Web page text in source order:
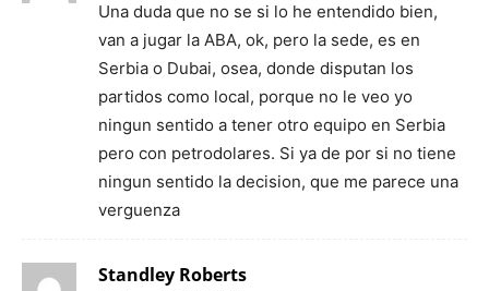
Una duda que no se si lo he entendido bien,
van a jugar la ABA, ok, pero la sede, es en
Serbia o Dubai, osea, donde disputan los
partidos como local, porque no le veo yo
ningun sentido a tener otro equipo en Serbia
pero con petrodolares. Si ya de por si no tiene
ningun sentido la decision, que me parece una
verguenza
Standley Roberts